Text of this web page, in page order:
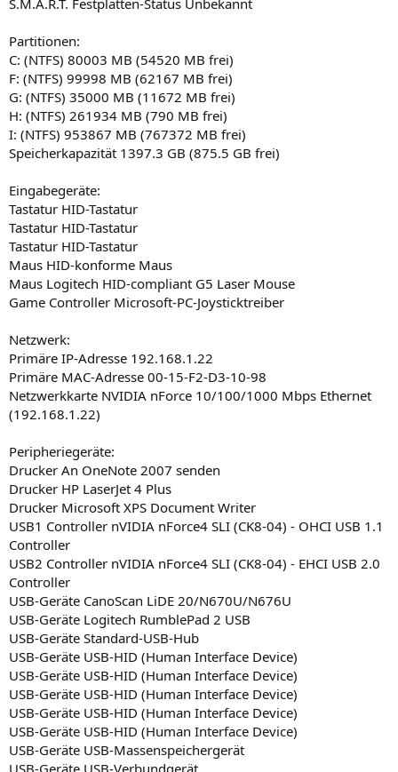
Partitionen:
C: (NTFS) 80003 MB (54520 MB frei)
F: (NTFS) 99998 MB (62167 MB frei)
G: (NTFS) 35000 MB (11672 MB frei)
H: (NTFS) 261934 MB (790 MB frei)
I: (NTFS) 953867 MB (767372 MB frei)
Speicherkapazität 1397.3 GB (875.5 GB frei)
Eingabegeräte:
Tastatur HID-Tastatur
Tastatur HID-Tastatur
Tastatur HID-Tastatur
Maus HID-konforme Maus
Maus Logitech HID-compliant G5 Laser Mouse
Game Controller Microsoft-PC-Joysticktreiber
Netzwerk:
Primäre IP-Adresse 192.168.1.22
Primäre MAC-Adresse 00-15-F2-D3-10-98
Netzwerkkarte NVIDIA nForce 10/100/1000 Mbps Ethernet
(192.168.1.22)
Peripheriegeräte:
Drucker An OneNote 2007 senden
Drucker HP LaserJet 4 Plus
Drucker Microsoft XPS Document Writer
USB1 Controller nVIDIA nForce4 SLI (CK8-04) - OHCI USB 1.1
Controller
USB2 Controller nVIDIA nForce4 SLI (CK8-04) - EHCI USB 2.0
Controller
USB-Geräte CanoScan LiDE 20/N670U/N676U
USB-Geräte Logitech RumblePad 2 USB
USB-Geräte Standard-USB-Hub
USB-Geräte USB-HID (Human Interface Device)
USB-Geräte USB-HID (Human Interface Device)
USB-Geräte USB-HID (Human Interface Device)
USB-Geräte USB-HID (Human Interface Device)
USB-Geräte USB-HID (Human Interface Device)
USB-Geräte USB-Massenspeichergerät
USB-Geräte USB-Verbundgerät